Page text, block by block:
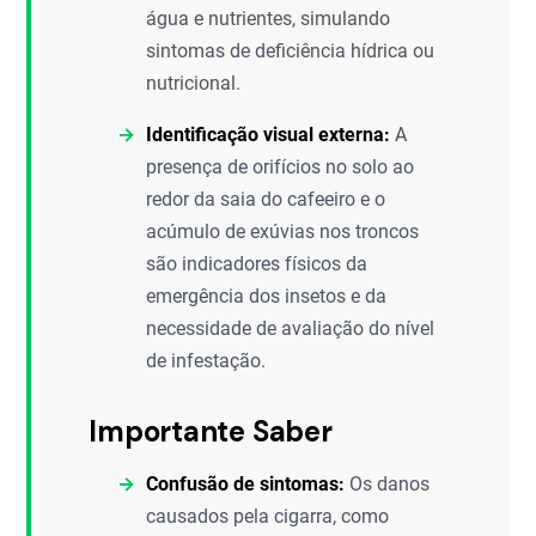
água e nutrientes, simulando
sintomas de deficiência hídrica ou
nutricional.
Identificação visual externa: A
presença de orifícios no solo ao
redor da saia do cafeeiro e o
acúmulo de exúvias nos troncos
são indicadores físicos da
emergência dos insetos e da
necessidade de avaliação do nível
de infestação.
Importante Saber
Confusão de sintomas: Os danos
causados pela cigarra, como